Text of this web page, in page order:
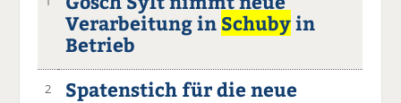
Verarbeitung in Schubyin
Betrieb
2
Spatenstich für die neue